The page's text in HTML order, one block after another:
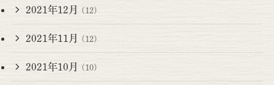
2021年12月 (12)
2021年11月 (12)
2021年10月 (10)